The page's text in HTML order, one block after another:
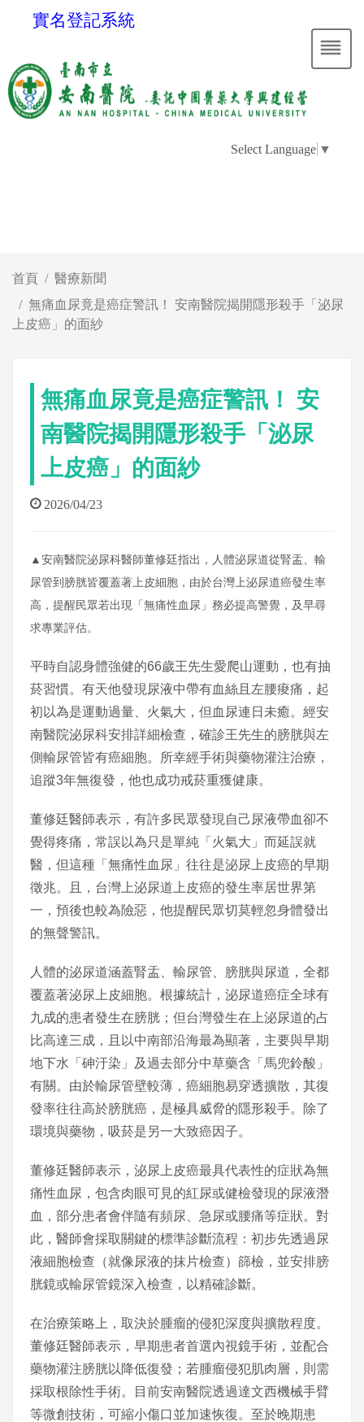
實名登記系統
Select Language ▼
首頁
醫療新聞
無痛血尿竟是癌症警訊！ 安南醫院揭開隱形殺手「泌尿
上皮癌」的面紗
無痛血尿竟是癌症警訊！ 安
南醫院揭開隱形殺手「泌尿
上皮癌」的面紗
2026/04/23
▲安南醫院泌尿科醫師董修廷指出，人體泌尿道從腎盂、輸
尿管到膀胱皆覆蓋著上皮細胞，由於台灣上泌尿道癌發生率
高，提醒民眾若出現「無痛性血尿」務必提高警覺，及早尋
求專業評估。
平時自認身體強健的66歲王先生愛爬山運動，也有抽
菸習慣。有天他發現尿液中帶有血絲且左腰痠痛，起
初以為是運動過量、火氣大，但血尿連日未癒。經安
南醫院泌尿科安排詳細檢查，確診王先生的膀胱與左
側輸尿管皆有癌細胞。所幸經手術與藥物灌注治療，
追蹤3年無復發，他也成功戒菸重獲健康。
董修廷醫師表示，有許多民眾發現自己尿液帶血卻不
覺得疼痛，常誤以為只是單純「火氣大」而延誤就
醫，但這種「無痛性血尿」往往是泌尿上皮癌的早期
徵兆。且，台灣上泌尿道上皮癌的發生率居世界第
一，預後也較為險惡，他提醒民眾切莫輕忽身體發出
的無聲警訊。
人體的泌尿道涵蓋腎盂、輸尿管、膀胱與尿道，全都
覆蓋著泌尿上皮細胞。根據統計，泌尿道癌症全球有
九成的患者發生在膀胱；但台灣發生在上泌尿道的占
比高達三成，且以中南部沿海最為顯著，主要與早期
地下水「砷汙染」及過去部分中草藥含「馬兜鈴酸」
有關。由於輸尿管壁較薄，癌細胞易穿透擴散，其復
發率往往高於膀胱癌，是極具威脅的隱形殺手。除了
環境與藥物，吸菸是另一大致癌因子。
董修廷醫師表示，泌尿上皮癌最具代表性的症狀為無
痛性血尿，包含肉眼可見的紅尿或健檢發現的尿液潛
血，部分患者會伴隨有頻尿、急尿或腰痛等症狀。對
此，醫師會採取關鍵的標準診斷流程：初步先透過尿
液細胞檢查（就像尿液的抹片檢查）篩檢，並安排膀
胱鏡或輸尿管鏡深入檢查，以精確診斷。
在治療策略上，取決於腫瘤的侵犯深度與擴散程度。
董修廷醫師表示，早期患者首選內視鏡手術，並配合
藥物灌注膀胱以降低復發；若腫瘤侵犯肌肉層，則需
採取根除性手術。目前安南醫院透過達文西機械手臂
等微創技術，可縮小傷口並加速恢復。至於晚期患